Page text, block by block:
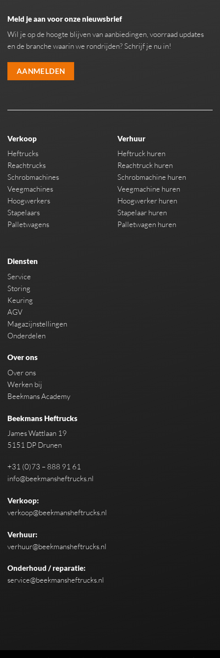
Meld je aan voor onze nieuwsbrief
Wil je op de hoogte blijven van aanbiedingen, voorraad updates
en de branche waarin we rondrijden? Schrijf je nu in!
AANMELDEN
Verkoop
Heftrucks
Reachtrucks
Schrobmachines
Veegmachines
Hoogwerkers
Stapelaars
Palletwagens
Verhuur
Heftruck huren
Reachtruck huren
Schrobmachine huren
Veegmachine huren
Hoogwerker huren
Stapelaar huren
Palletwagen huren
Diensten
Service
Storing
Keuring
AGV
Magazijnstellingen
Onderdelen
Over ons
Over ons
Werken bij
Beekmans Academy
Beekmans Heftrucks
James Wattlaan 19
5151 DP Drunen
+31 (0)73 – 888 91 61
info@beekmansheftrucks.nl
Verkoop:
verkoop@beekmansheftrucks.nl
Verhuur:
verhuur@beekmansheftrucks.nl
Onderhoud / reparatie:
service@beekmansheftrucks.nl